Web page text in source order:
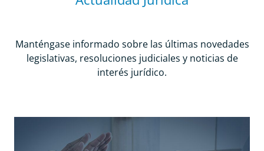
Manténgase informado sobre las últimas novedades
legislativas, resoluciones judiciales y noticias de
interés jurídico.